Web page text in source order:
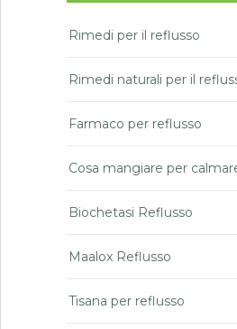
Rimedi per il reflusso
Rimedi naturali per il
Farmaco per reflusso
Cosa mangiare per
Biochetasi Reflusso
Maalox Reflusso
Tisana per reflusso